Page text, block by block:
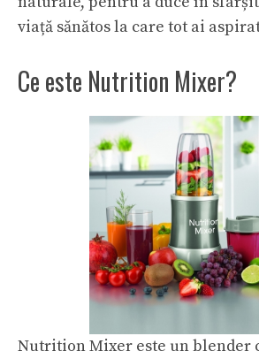
viață sănătos la care tot ai
Ce este Nutrition Mixer?
Nutrition Mixer este un blender